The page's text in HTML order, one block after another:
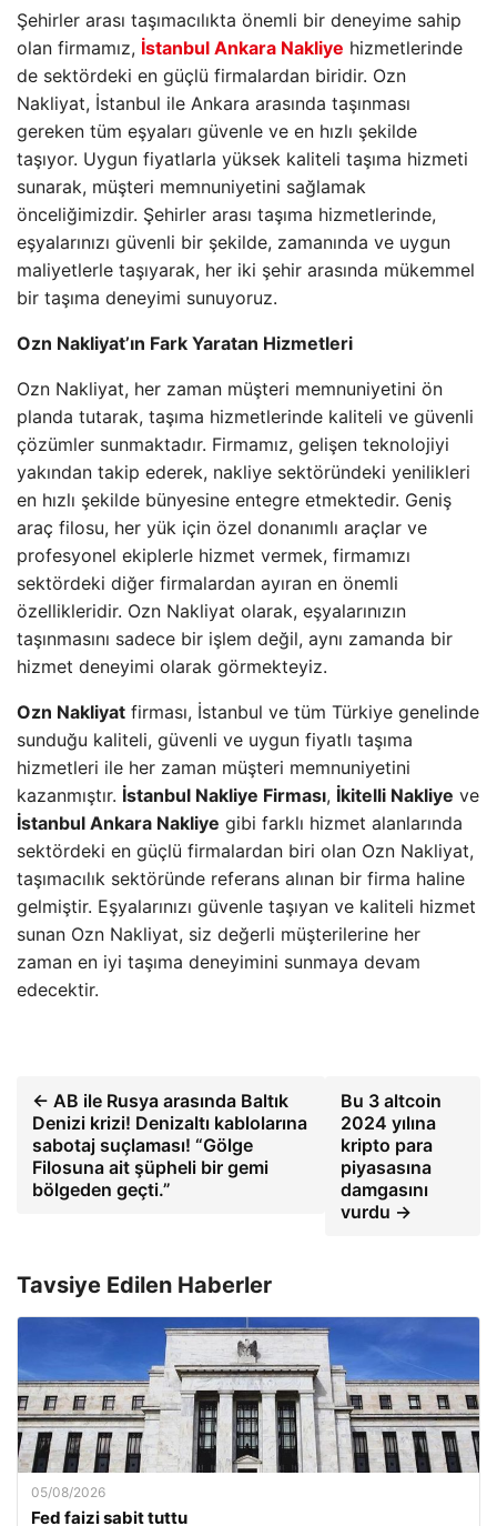
Şehirler arası taşımacılıkta önemli bir deneyime sahip
olan firmamız, İstanbul Ankara Nakliye hizmetlerinde
de sektördeki en güçlü firmalardan biridir. Ozn
Nakliyat, İstanbul ile Ankara arasında taşınması
gereken tüm eşyaları güvenle ve en hızlı şekilde
taşıyor. Uygun fiyatlarla yüksek kaliteli taşıma hizmeti
sunarak, müşteri memnuniyetini sağlamak
önceliğimizdir. Şehirler arası taşıma hizmetlerinde,
eşyalarınızı güvenli bir şekilde, zamanında ve uygun
maliyetlerle taşıyarak, her iki şehir arasında mükemmel
bir taşıma deneyimi sunuyoruz.
Ozn Nakliyat’ın Fark Yaratan Hizmetleri
Ozn Nakliyat, her zaman müşteri memnuniyetini ön
planda tutarak, taşıma hizmetlerinde kaliteli ve güvenli
çözümler sunmaktadır. Firmamız, gelişen teknolojiyi
yakından takip ederek, nakliye sektöründeki yenilikleri
en hızlı şekilde bünyesine entegre etmektedir. Geniş
araç filosu, her yük için özel donanımlı araçlar ve
profesyonel ekiplerle hizmet vermek, firmamızı
sektördeki diğer firmalardan ayıran en önemli
özellikleridir. Ozn Nakliyat olarak, eşyalarınızın
taşınmasını sadece bir işlem değil, aynı zamanda bir
hizmet deneyimi olarak görmekteyiz.
Ozn Nakliyat firması, İstanbul ve tüm Türkiye genelinde
sunduğu kaliteli, güvenli ve uygun fiyatlı taşıma
hizmetleri ile her zaman müşteri memnuniyetini
kazanmıştır. İstanbul Nakliye Firması, İkitelli Nakliye ve
İstanbul Ankara Nakliye gibi farklı hizmet alanlarında
sektördeki en güçlü firmalardan biri olan Ozn Nakliyat,
taşımacılık sektöründe referans alınan bir firma haline
gelmiştir. Eşyalarınızı güvenle taşıyan ve kaliteli hizmet
sunan Ozn Nakliyat, siz değerli müşterilerine her
zaman en iyi taşıma deneyimini sunmaya devam
edecektir.
← AB ile Rusya arasında Baltık
Denizi krizi! Denizaltı kablolarına
sabotaj suçlaması! “Gölge
Filosuna ait şüpheli bir gemi
bölgeden geçti.”
Bu 3 altcoin
2024 yılına
kripto para
piyasasına
damgasını
vurdu →
Tavsiye Edilen Haberler
05/08/2026
Fed faizi sabit tuttu